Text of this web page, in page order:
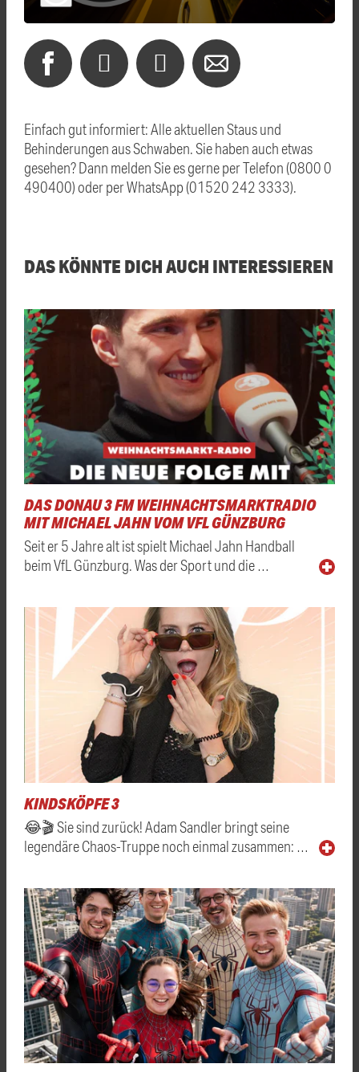
Einfach gut informiert: Alle aktuellen Staus und
Behinderungen aus Schwaben. Sie haben auch etwas
gesehen? Dann melden Sie es gerne per Telefon (0800 0
490400) oder per WhatsApp (01520 242 3333).
DAS KÖNNTE DICH AUCH INTERESSIEREN
DAS DONAU 3 FM WEIHNACHTSMARKTRADIO
MIT MICHAEL JAHN VOM VFL GÜNZBURG
Seit er 5 Jahre alt ist spielt Michael Jahn Handball
beim VfL Günzburg. Was der Sport und die …
KINDSKÖPFE 3
😂🎬 Sie sind zurück! Adam Sandler bringt seine
legendäre Chaos-Truppe noch einmal zusammen: …